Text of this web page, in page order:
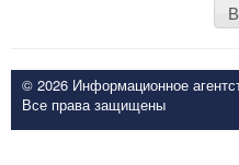
© 2026 Информационное
Все права защищены